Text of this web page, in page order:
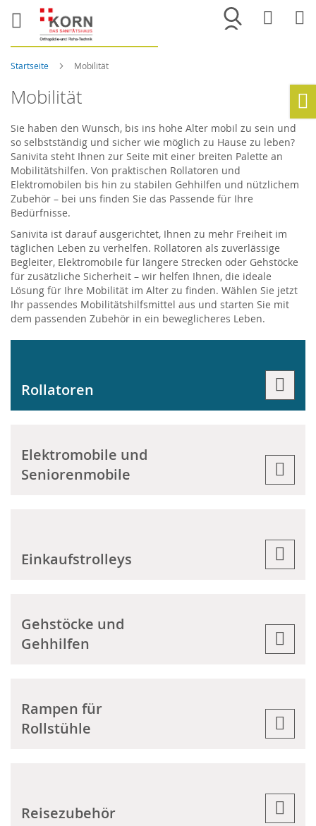
Merkliste
Startseite Mobilität
Mobilität
Sie haben den Wunsch, bis ins hohe Alter mobil zu sein und
so selbstständig und sicher wie möglich zu Hause zu leben?
Sanivita steht Ihnen zur Seite mit einer breiten Palette an
Mobilitätshilfen. Von praktischen Rollatoren und
Elektromobilen bis hin zu stabilen Gehhilfen und nützlichem
Zubehör – bei uns finden Sie das Passende für Ihre
Bedürfnisse.
Sanivita ist darauf ausgerichtet, Ihnen zu mehr Freiheit im
täglichen Leben zu verhelfen. Rollatoren als zuverlässige
Begleiter, Elektromobile für längere Strecken oder Gehstöcke
für zusätzliche Sicherheit – wir helfen Ihnen, die ideale
Lösung für Ihre Mobilität im Alter zu finden. Wählen Sie jetzt
Ihr passendes Mobilitätshilfsmittel aus und starten Sie mit
dem passenden Zubehör in ein beweglicheres Leben.
Rollatoren
Elektromobile und
Seniorenmobile
Einkaufstrolleys
Gehstöcke und
Gehhilfen
Rampen für
Rollstühle
Reisezubehör